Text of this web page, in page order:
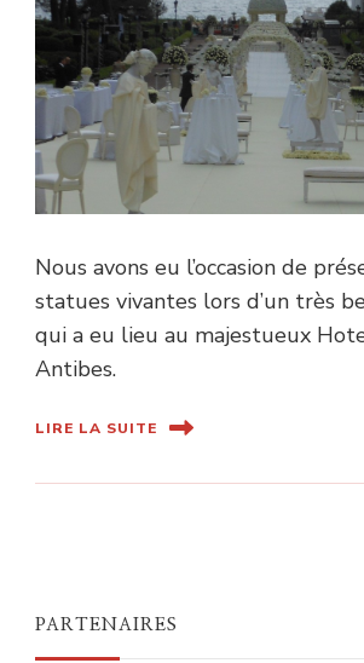
Nous avons eu l’occasion de
statues vivantes lors d’un très
qui a eu lieu au majestueux
Antibes.
LIRE LA SUITE
PARTENAIRES